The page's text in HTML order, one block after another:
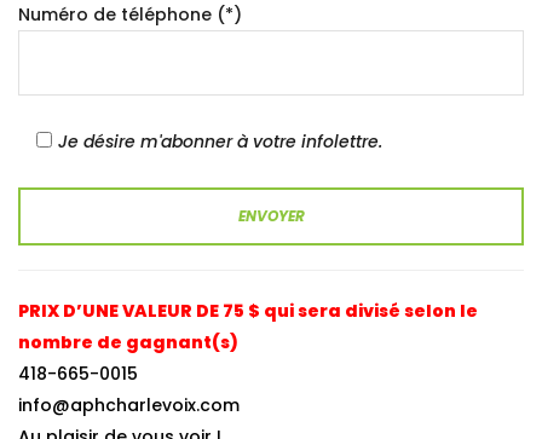
Numéro de téléphone (*)
Je désire m'abonner à votre infolettre.
PRIX D’UNE VALEUR DE 75 $ qui sera divisé selon le
nombre de gagnant(s)
418-665-0015
info@aphcharlevoix.com